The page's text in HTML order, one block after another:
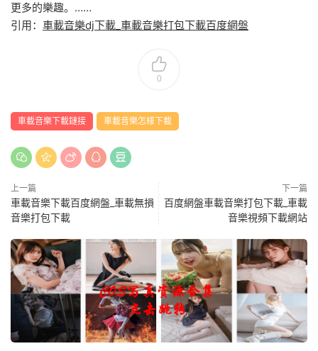
更多的樂趣。……
引用： 車載音樂dj下載_車載音樂打包下載百度網盤
0
車載音樂下載鏈接 車載音樂怎樣下載
上一篇
車載音樂下載百度網盤_車載無損
音樂打包下載
下一篇
百度網盤車載音樂打包下載_車載
音樂視頻下載網站